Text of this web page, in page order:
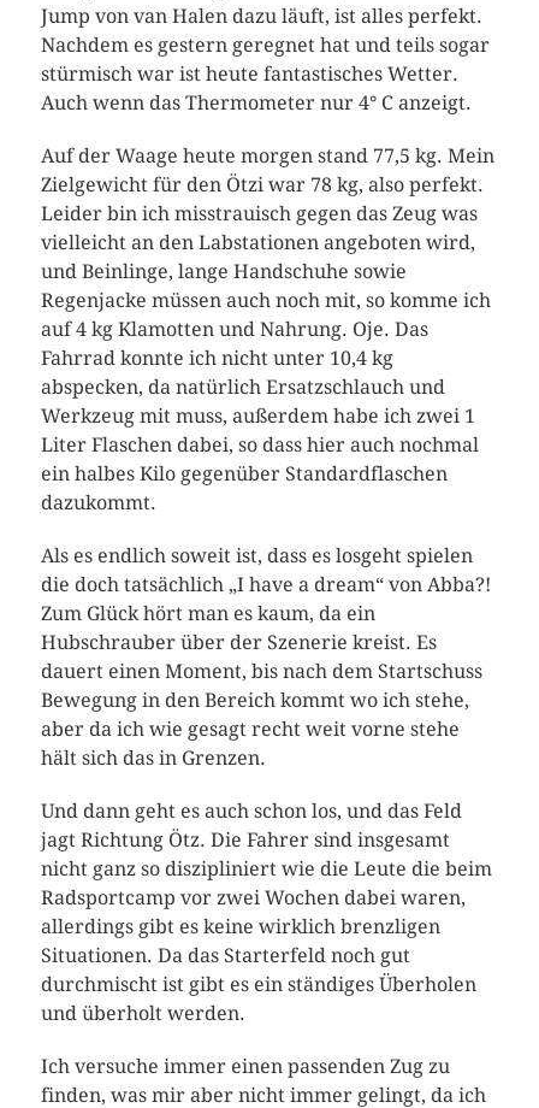
Jump von van Halen dazu läuft, ist alles perfekt.
Nachdem es gestern geregnet hat und teils sogar
stürmisch war ist heute fantastisches Wetter.
Auch wenn das Thermometer nur 4° C anzeigt.
Auf der Waage heute morgen stand 77,5 kg. Mein
Zielgewicht für den Ötzi war 78 kg, also perfekt.
Leider bin ich misstrauisch gegen das Zeug was
vielleicht an den Labstationen angeboten wird,
und Beinlinge, lange Handschuhe sowie
Regenjacke müssen auch noch mit, so komme ich
auf 4 kg Klamotten und Nahrung. Oje. Das
Fahrrad konnte ich nicht unter 10,4 kg
abspecken, da natürlich Ersatzschlauch und
Werkzeug mit muss, außerdem habe ich zwei 1
Liter Flaschen dabei, so dass hier auch nochmal
ein halbes Kilo gegenüber Standardflaschen
dazukommt.
Als es endlich soweit ist, dass es losgeht spielen
die doch tatsächlich „I have a dream“ von Abba?!
Zum Glück hört man es kaum, da ein
Hubschrauber über der Szenerie kreist. Es
dauert einen Moment, bis nach dem Startschuss
Bewegung in den Bereich kommt wo ich stehe,
aber da ich wie gesagt recht weit vorne stehe
hält sich das in Grenzen.
Und dann geht es auch schon los, und das Feld
jagt Richtung Ötz. Die Fahrer sind insgesamt
nicht ganz so diszipliniert wie die Leute die beim
Radsportcamp vor zwei Wochen dabei waren,
allerdings gibt es keine wirklich brenzligen
Situationen. Da das Starterfeld noch gut
durchmischt ist gibt es ein ständiges Überholen
und überholt werden.
Ich versuche immer einen passenden Zug zu
finden, was mir aber nicht immer gelingt, da ich